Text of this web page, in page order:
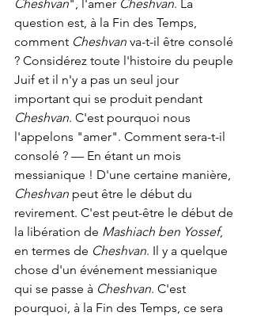
Cheshvan", l'amer Cheshvan. La
question est, à la Fin des Temps,
comment Cheshvan va-t-il être consolé
? Considérez toute l'histoire du peuple
Juif et il n'y a pas un seul jour
important qui se produit pendant
Cheshvan. C'est pourquoi nous
l'appelons "amer". Comment sera-t-il
consolé ? — En étant un mois
messianique ! D'une certaine manière,
Cheshvan peut être le début du
revirement. C'est peut-être le début de
la libération de Mashiach ben Yossef,
en termes de Cheshvan. Il y a quelque
chose d'un événement messianique
qui se passe à Cheshvan. C'est
pourquoi, à la Fin des Temps, ce sera